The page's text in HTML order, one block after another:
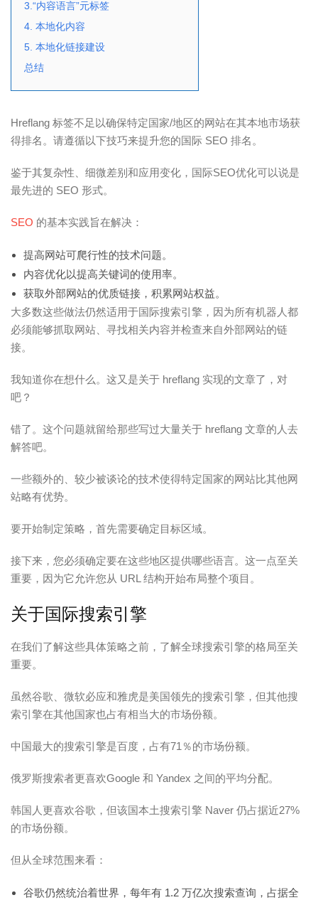
3.“内容语言”元标签
4. 本地化内容
5. 本地化链接建设
总结
Hreflang 标签不足以确保特定国家/地区的网站在其本地市场获
得排名。请遵循以下技巧来提升您的国际 SEO 排名。
鉴于其复杂性、细微差别和应用变化，国际SEO优化可以说是
最先进的 SEO 形式。
SEO 的基本实践旨在解决：
提高网站可爬行性的技术问题。
内容优化以提高关键词的使用率。
获取外部网站的优质链接，积累网站权益。
大多数这些做法仍然适用于国际搜索引擎，因为所有机器人都
必须能够抓取网站、寻找相关内容并检查来自外部网站的链
接。
我知道你在想什么。这又是关于 hreflang 实现的文章了，对
吧？
错了。这个问题就留给那些写过大量关于 hreflang 文章的人去
解答吧。
一些额外的、较少被谈论的技术使得特定国家的网站比其他网
站略有优势。
要开始制定策略，首先需要确定目标区域。
接下来，您必须确定要在这些地区提供哪些语言。这一点至关
重要，因为它允许您从 URL 结构开始布局整个项目。
关于国际搜索引擎
在我们了解这些具体策略之前，了解全球搜索引擎的格局至关
重要。
虽然谷歌、微软必应和雅虎是美国领先的搜索引擎，但其他搜
索引擎在其他国家也占有相当大的市场份额。
中国最大的搜索引擎是百度，占有71％的市场份额。
俄罗斯搜索者更喜欢Google 和 Yandex 之间的平均分配。
韩国人更喜欢谷歌，但该国本土搜索引擎 Naver 仍占据近27%
的市场份额。
但从全球范围来看：
谷歌仍然统治着世界，每年有 1.2 万亿次搜索查询，占据全